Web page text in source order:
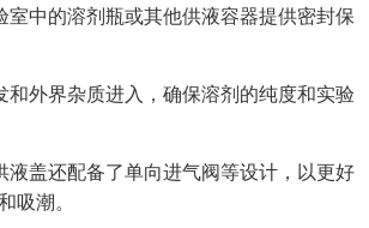
室中的溶剂瓶或其他供液容器提供密封保
和外界杂质进入，确保溶剂的纯度和实验
液盖还配备了单向进气阀等设计，以更好
吸潮。